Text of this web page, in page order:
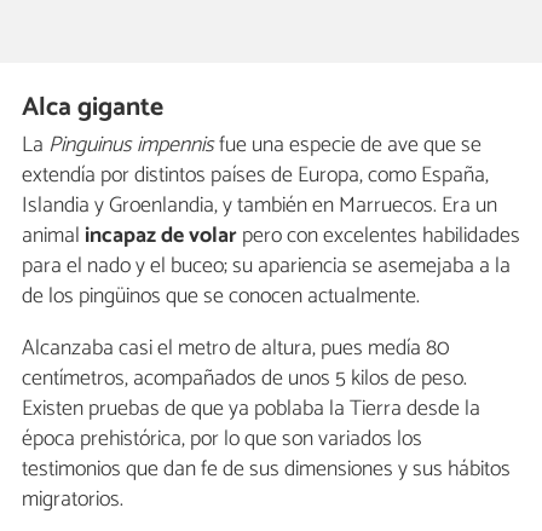
Alca gigante
La Pinguinus impennisfue una especie de ave que se
extendía por distintos países de Europa, como España,
Islandia y Groenlandia, y también en Marruecos. Era un
animal incapaz de volarpero con excelentes habilidades
para el nado y el buceo; su apariencia se asemejaba a la
de los pingüinos que se conocen actualmente.
Alcanzaba casi el metro de altura, pues medía 80
centímetros, acompañados de unos 5 kilos de peso.
Existen pruebas de que ya poblaba la Tierra desde la
época prehistórica, por lo que son variados los
testimonios que dan fe de sus dimensiones y sus hábitos
migratorios.